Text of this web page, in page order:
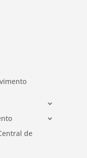
de